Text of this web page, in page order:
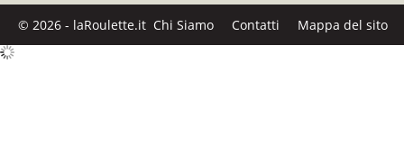
© 2026 - laRoulette.it Chi Siamo Contatti Mappa del sito